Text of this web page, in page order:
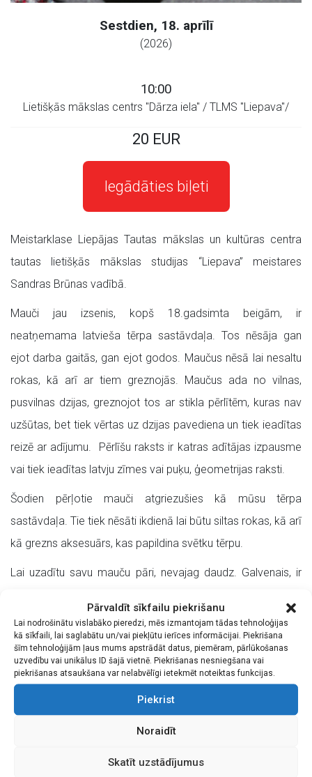
Pārvaldīt sīkfailu piekrišanu
Lai nodrošinātu vislabāko pieredzi, mēs izmantojam tādas tehnoloģijas
kā sīkfaili, lai saglabātu un/vai piekļūtu ierīces informācijai. Piekrišana
šīm tehnoloģijām ļaus mums apstrādāt datus, piemēram, pārlūkošanas
uzvedību vai unikālus ID šajā vietnē. Piekrišanas nesniegšana vai
piekrišanas atsaukšana var nelabvēlīgi ietekmēt noteiktas funkcijas.
Piekrist
Noraidīt
Skatīt uzstādījumus
Sestdien, 18. aprīlī
(2026)
10:00
Lietišķās mākslas centrs "Dārza iela" / TLMS "Liepava"/
20 EUR
Iegādāties biļeti
Meistarklase Liepājas Tautas mākslas un kultūras centra
tautas lietišķās mākslas studijas “Liepava” meistares
Sandras Brūnas vadībā.
Mauči jau izsenis, kopš 18.gadsimta beigām, ir
neatņemama latvieša tērpa sastāvdaļa. Tos nēsāja gan
ejot darba gaitās, gan ejot godos. Maučus nēsā lai nesaltu
rokas, kā arī ar tiem greznojās. Maučus ada no vilnas,
pusvilnas dzijas, greznojot tos ar stikla pērlītēm, kuras nav
uzšūtas, bet tiek vērtas uz dzijas pavediena un tiek ieadītas
reizē ar adījumu. Pērlīšu raksts ir katras adītājas izpausme
vai tiek ieadītas latvju zīmes vai puķu, ģeometrijas raksti.
Šodien pērļotie mauči atgriezušies kā mūsu tērpa
sastāvdaļa. Tie tiek nēsāti ikdienā lai būtu siltas rokas, kā arī
kā grezns aksesuārs, kas papildina svētku tērpu.
Lai uzadītu savu mauču pāri, nevajag daudz. Galvenais, ir
un adāmadatas tiks nodrošinātas. Bet, ja kādam jau ir savs
mauču adīšanas piederumu komplekts, droši varat ņemt
līdzi. Mauču darināšanu sāksim no paša sākuma: materiāla
izvēles, raksta izzīmēšanu, pērlīšu uzvēršanas uz diega,
adīšana, sadarināšana aplī.
Meistarklases garums aptuveni 4 stundas.
Vietu skaits ierobežots.